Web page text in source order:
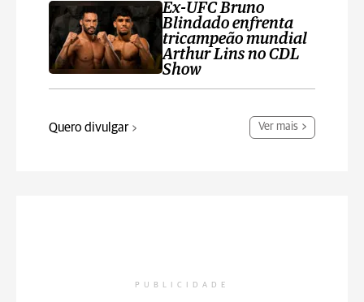
Ex-UFC Bruno
Blindado enfrenta
tricampeão mundial
Arthur Lins no CDL
Show
Quero divulgar Ver mais
PUBLICIDADE